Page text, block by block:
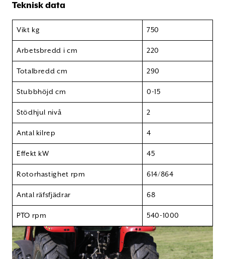
Teknisk data
Vikt kg 750
Arbetsbredd i cm 220
Totalbredd cm 290
Stubbhöjd cm 0-15
Stödhjul nivå 2
Antal kilrep 4
Effekt kW 45
Rotorhastighet rpm 614/864
Antal räfsfjädrar 68
PTO rpm 540-1000